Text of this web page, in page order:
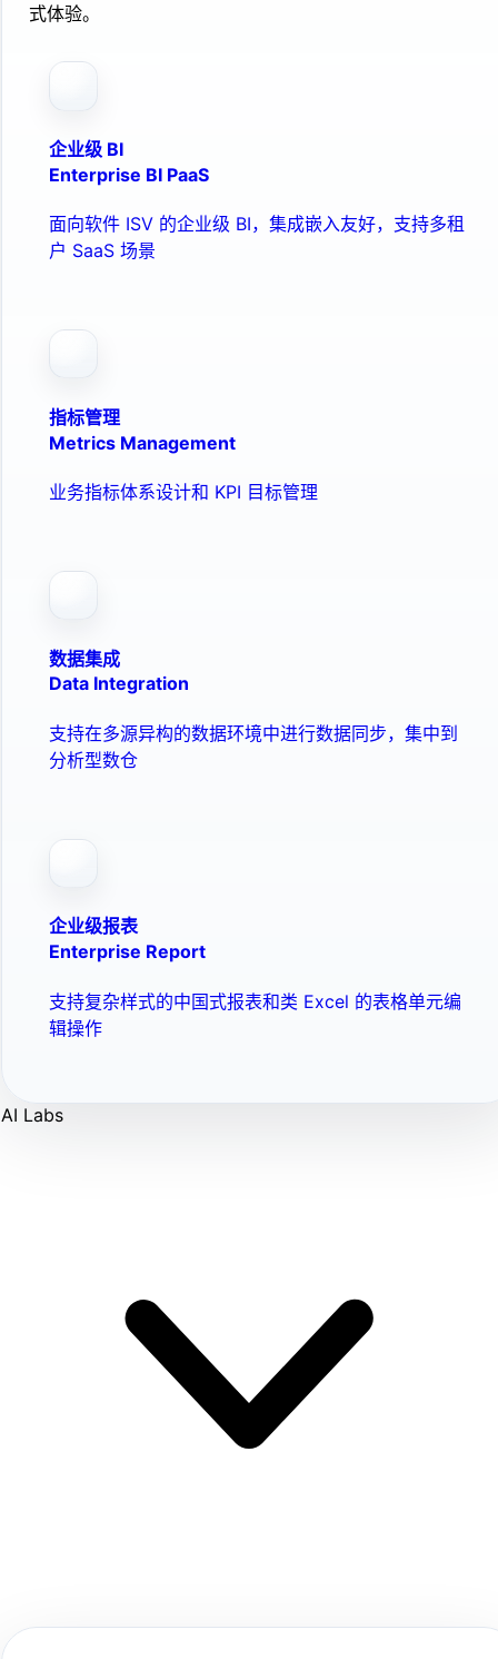
式体验。
企业级 BI
Enterprise BI PaaS
面向软件 ISV 的企业级 BI，集成嵌入友好，支持多租
户 SaaS 场景
指标管理
Metrics Management
业务指标体系设计和 KPI 目标管理
数据集成
Data Integration
支持在多源异构的数据环境中进行数据同步，集中到
分析型数仓
企业级报表
Enterprise Report
支持复杂样式的中国式报表和类 Excel 的表格单元编
辑操作
AI Labs